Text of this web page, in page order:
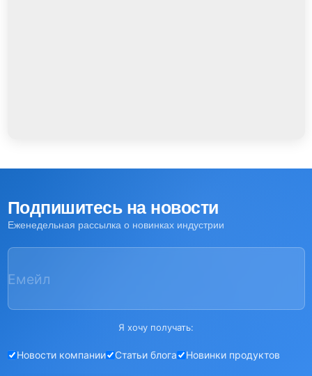
Подпишитесь на новости
Еженедельная рассылка о новинках индустрии
Емейл
Я хочу получать:
Новости компании Статьи блога Новинки продуктов